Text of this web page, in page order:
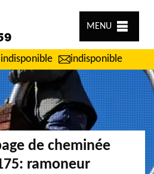
MENU
indisponible indisponible
de cheminée
ramoneur